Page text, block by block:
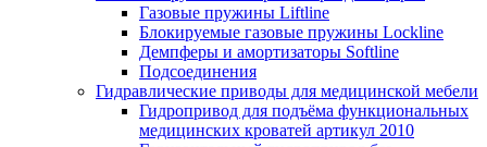
Газовые пружины Liftline
Блокируемые газовые пружины Lockline
Демпферы и амортизаторы Softline
Подсоединения
Гидравлические приводы для медицинской мебели
Гидропривод для подъёма функциональных
медицинских кроватей артикул 2010